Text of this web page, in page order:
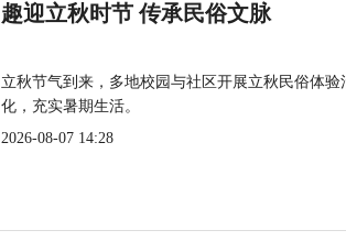
趣迎立秋时节 传承民俗文脉
立秋节气到来，多地校园与社区开展立秋民俗体
化，充实暑期生活。
2026-08-07 14:28